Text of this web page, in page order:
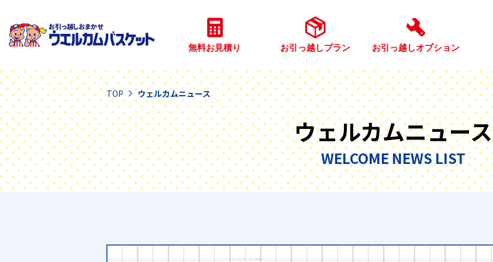
無料見積 お引っ越しプラン お引っ越しオプション
TOP ウェルカムニュース
ウェルカムニュース
WELCOME NEWS LIST